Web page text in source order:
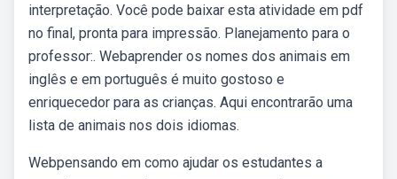
interpretação. Você pode baixar esta atividade em pdf
no final, pronta para impressão. Planejamento para o
professor:. Webaprender os nomes dos animais em
inglês e em português é muito gostoso e
enriquecedor para as crianças. Aqui encontrarão uma
lista de animais nos dois idiomas.
Webpensando em como ajudar os estudantes a